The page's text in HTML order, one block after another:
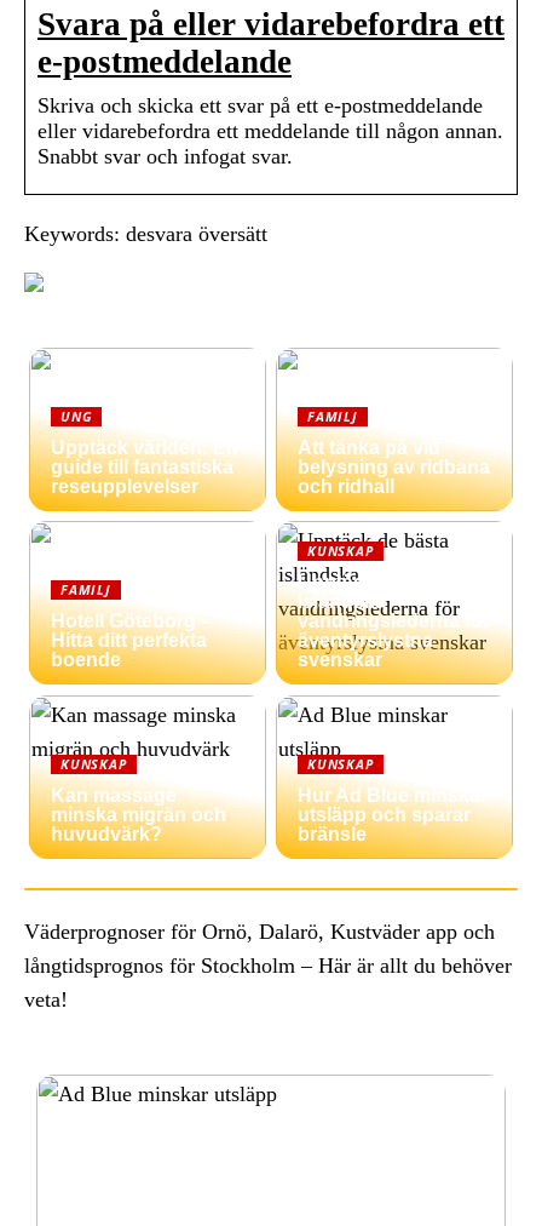
Svara på eller vidarebefordra ett
e-postmeddelande
Skriva och skicka ett svar på ett e-postmeddelande
eller vidarebefordra ett meddelande till någon annan.
Snabbt svar och infogat svar.
Keywords: desvara översätt
UNG
Upptäck världen: En
guide till fantastiska
reseupplevelser
FAMILJ
Att tänka på vid
belysning av ridbana
och ridhall
FAMILJ
Hotell Göteborg –
Hitta ditt perfekta
boende
KUNSKAP
Upptäck de bästa
isländska
vandringslederna för
äventyrslystna
svenskar
KUNSKAP
Kan massage
minska migrän och
huvudvärk?
KUNSKAP
Hur Ad Blue minskar
utsläpp och sparar
bränsle
Väderprognoser för Ornö, Dalarö, Kustväder app och
långtidsprognos för Stockholm – Här är allt du behöver
veta!